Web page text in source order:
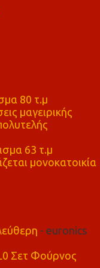
80 τ.μ
μαγειρικής
63 τ.μ
μονοκατοικία
- euronics
Σετ Φούρνος